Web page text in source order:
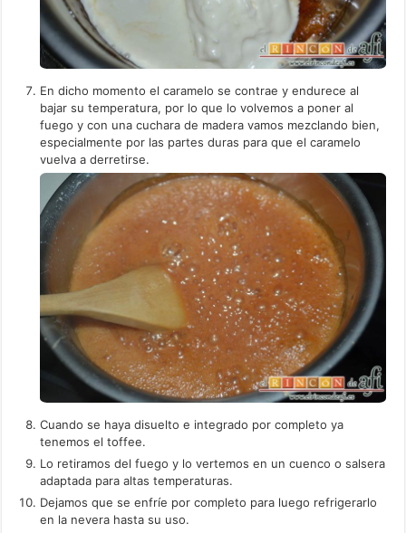
En dicho momento el caramelo se contrae y endurece al
bajar su temperatura, por lo que lo volvemos a poner al
fuego y con una cuchara de madera vamos mezclando bien,
especialmente por las partes duras para que el caramelo
vuelva a derretirse.
Cuando se haya disuelto e integrado por completo ya
tenemos el toffee.
Lo retiramos del fuego y lo vertemos en un cuenco o salsera
adaptada para altas temperaturas.
Dejamos que se enfríe por completo para luego refrigerarlo
en la nevera hasta su uso.